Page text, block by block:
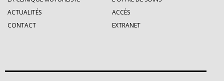
ACTUALITÉS
ACCÈS
CONTACT
EXTRANET